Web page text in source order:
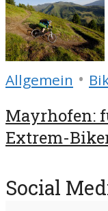
Allgemein •
Mayrhofen:
Extrem-
Social